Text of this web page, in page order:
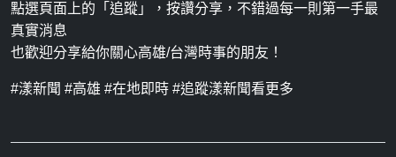
點選頁面上的「追蹤」，按讚分享，不錯過每一則第一手最
真實消息
也歡迎分享給你關心高雄/台灣時事的朋友！
#漾新聞 #高雄 #在地即時 #追蹤漾新聞看更多